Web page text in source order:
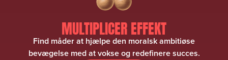
MULTIPLICER EFFEKT
Find måder at hjælpe den moralsk ambitiøse
bevægelse med at vokse og redefinere succes.